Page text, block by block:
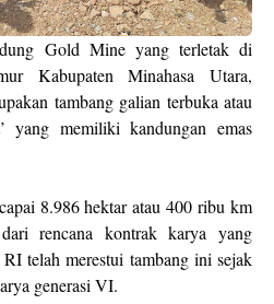
Gold Mine yang terletak di
Kabupaten Minahasa Utara,
tambang galian terbuka atau
yang memiliki kandungan emas
8.986 hektar atau 400 ribu km
rencana kontrak karya yang
telah merestui tambang ini sejak
generasi VI.